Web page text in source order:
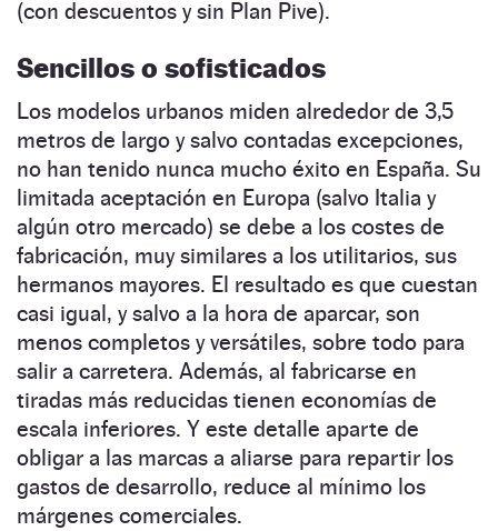
(con descuentos y sin Plan Pive).
Sencillos o sofisticados
Los modelos urbanos miden alrededor de 3,5
metros de largo y salvo contadas excepciones,
no han tenido nunca mucho éxito en España. Su
limitada aceptación en Europa (salvo Italia y
algún otro mercado) se debe a los costes de
fabricación, muy similares a los utilitarios, sus
hermanos mayores. El resultado es que cuestan
casi igual, y salvo a la hora de aparcar, son
menos completos y versátiles, sobre todo para
salir a carretera. Además, al fabricarse en
tiradas más reducidas tienen economías de
escala inferiores. Y este detalle aparte de
obligar a las marcas a aliarse para repartir los
gastos de desarrollo, reduce al mínimo los
márgenes comerciales.